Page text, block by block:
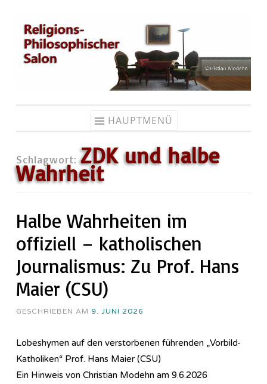
Zum
Inhalt
springen
HAUPTMENÜ
Schlagwort:ZDK und halbe
Wahrheit
Halbe Wahrheiten im
offiziell – katholischen
Journalismus: Zu Prof. Hans
Maier (CSU)
GESCHRIEBEN AM 9. JUNI 2026
Lobeshymen auf den verstorbenen führenden „Vorbild-
Katholiken“ Prof. Hans Maier (CSU)
Ein Hinweis von Christian Modehn am 9.6.2026